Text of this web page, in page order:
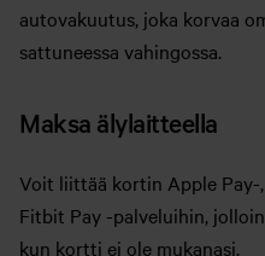
autovakuutus, joka korvaa
sattuneessa vahingossa.
Maksa älylaitteella
Voit liittää kortin Apple Pay-
Fitbit Pay -palveluihin,
kun kortti ei ole mukanasi.